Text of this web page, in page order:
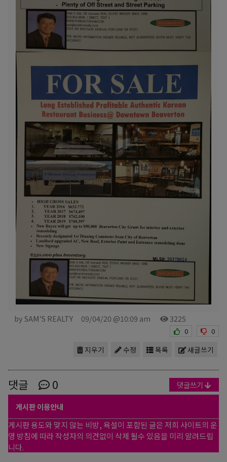
by SAM'S REALTY 09/04/20 @10:09 am 3225
0 0
새글쓰기
목록
수정
지우기
댓글 0 댓글쓰기
게시판 이용안내
게시판 용도와 맞지 않는 비방, 욕설이 포함된 글은 저희 사이트의 운
영 방침에 따라 작성자의 의견없이 삭제 될수 있음을 미리 알려드립
니다.